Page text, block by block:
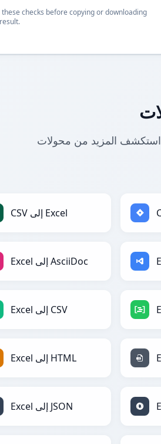
these checks before copying or downloading
استكشف المزيد من محولات Excel إلى Jira. ابحث عن أدوات ذات صلة لتحويل Excel إلى Jira وتنسيقات
CSV إلى Excel
Excel إلى AsciiDoc
Excel إلى CSV
Excel إلى HTML
Excel إلى JSON